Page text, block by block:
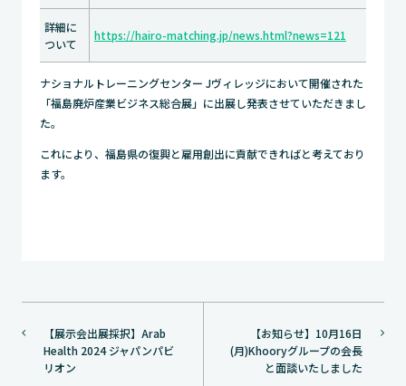
詳細に
ついて
https://hairo-matching.jp/news.html?news=121
ナショナルトレーニングセンター Jヴィレッジにおいて開催された
「福島廃炉産業ビジネス総合展」に出展し発表させていただきまし
た。
これにより、福島県の復興と雇用創出に貢献できればと考えており
ます。
稿
【お知らせ】10月16日
(月)Khooryグループの会長
と面談いたしました
【展示会出展採択】Arab
Health 2024 ジャパンパビ
リオン